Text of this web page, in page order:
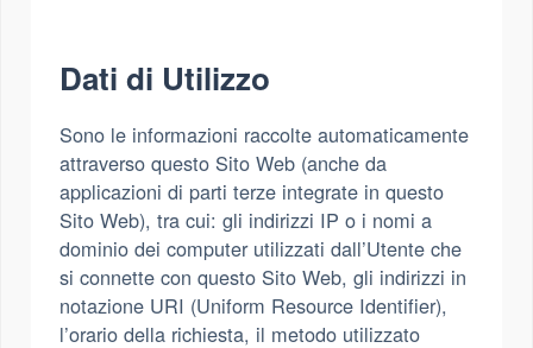
Dati di Utilizzo
Sono le informazioni raccolte automaticamente
attraverso questo Sito Web (anche da
applicazioni di parti terze integrate in questo
Sito Web), tra cui: gli indirizzi IP o i nomi a
dominio dei computer utilizzati dall’Utente che
si connette con questo Sito Web, gli indirizzi in
notazione URI (Uniform Resource Identifier),
l’orario della richiesta, il metodo utilizzato